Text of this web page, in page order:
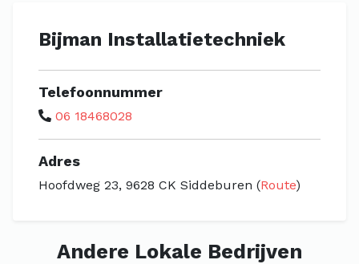
Bijman Installatietechniek
Telefoonnummer
06 18468028
Adres
Hoofdweg 23, 9628 CK Siddeburen (Route)
Andere Lokale Bedrijven